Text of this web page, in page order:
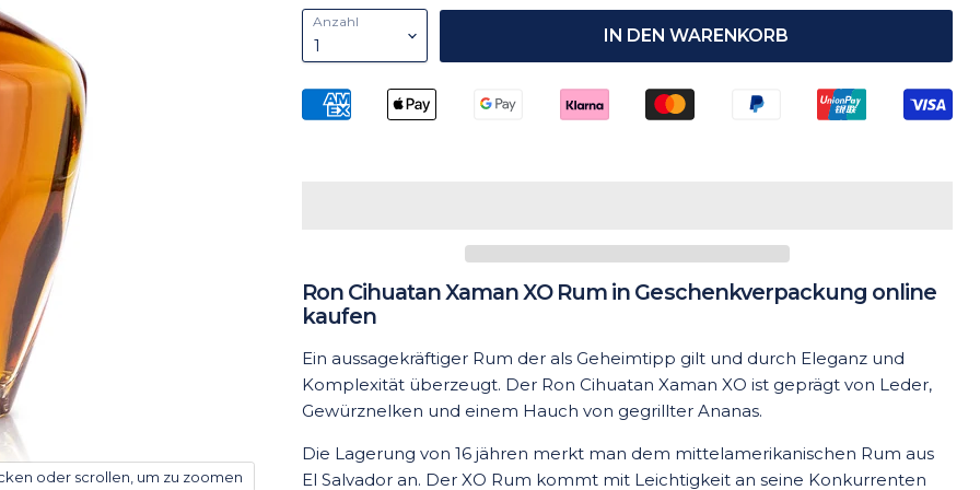
oder scrollen, um zu zoomen
Anzahl
IN DEN WARENKORB
Ron Cihuatan Xaman XO Rum in Geschenkverpackung online
kaufen
Ein aussagekräftiger Rum der als Geheimtipp gilt und durch Eleganz und
Komplexität überzeugt. Der Ron Cihuatan Xaman XO ist geprägt von Leder,
Gewürznelken und einem Hauch von gegrillter Ananas.
Die Lagerung von 16 jähren merkt man dem mittelamerikanischen Rum aus
El Salvador an. Der XO Rum kommt mit Leichtigkeit an seine Konkurrenten